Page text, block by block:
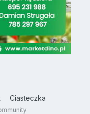
Ciasteczka